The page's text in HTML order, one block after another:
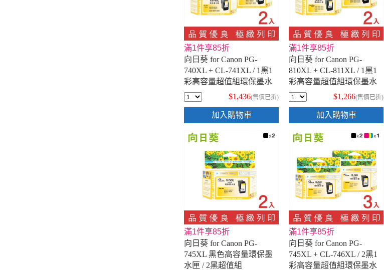
滿1件享85折
向日葵 for Canon PG-
740XL + CL-741XL / 1黑1
彩高容量超值組環保墨水
匣
$1,436(售價已折)
加入購物車
滿1件享85折
向日葵 for Canon PG-
810XL + CL-811XL / 1黑1
彩高容量超值組環保墨水
匣
$1,266(售價已折)
加入購物車
滿1件享85折
向日葵 for Canon PG-
745XL 黑色高容量環保墨
水匣 / 2黑超值組
滿1件享85折
向日葵 for Canon PG-
745XL + CL-746XL / 2黑1
彩高容量超值組環保墨水